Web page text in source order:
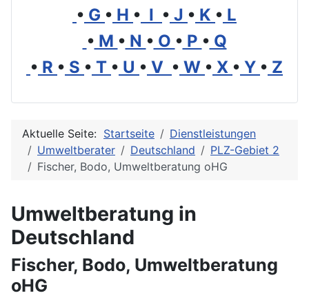
• G • H • I • J • K • L
• M • N • O • P • Q
• R • S • T • U • V • W • X • Y • Z
Aktuelle Seite: Startseite
Dienstleistungen
Umweltberater
Deutschland
PLZ-Gebiet 2
Fischer, Bodo, Umweltberatung oHG
Umweltberatung in
Deutschland
Fischer, Bodo, Umweltberatung
oHG